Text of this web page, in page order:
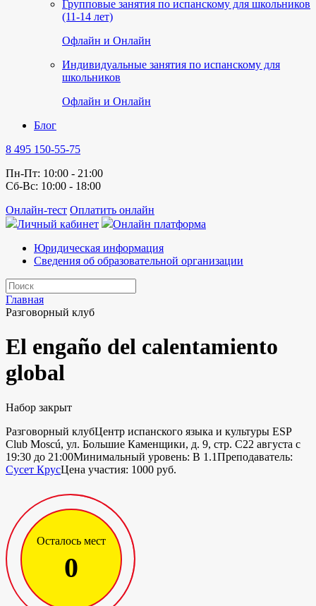
Групповые занятия по испанскому для школьников
(11-14 лет)
Офлайн и Онлайн
Индивидуальные занятия по испанскому для
школьников
Офлайн и Онлайн
Блог
8 495 150-55-75
Пн-Пт: 10:00 - 21:00
Сб-Вс: 10:00 - 18:00
Онлайн-тест Оплатить онлайн
Личный кабинет
Онлайн платформа
Юридическая информация
Сведения об образовательной организации
Главная
Разговорный клуб
El engaño del calentamiento
global
Набор закрыт
Разговорный клубЦентр испанского языка и культуры ESP
Club Moscú, ул. Большие Каменщики, д. 9, стр. С22 августа с
19:30 до 21:00Минимальный уровень: B 1.1Преподаватель:
Сусет КрусЦена участия: 1000 руб.
Осталось мест
0